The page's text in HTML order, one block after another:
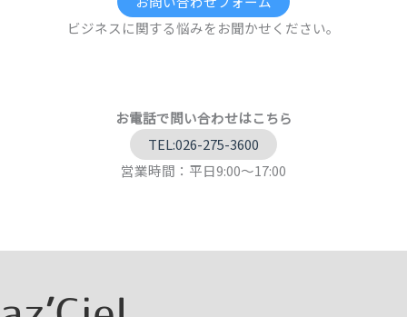
ビジネスに関する悩みをお聞かせください。
お電話で問い合わせはこちら
TEL:026-275-3600
営業時間：平日9:00～17:00